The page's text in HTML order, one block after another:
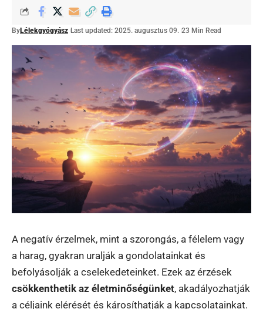
ByLélekgyógyász Last updated: 2025. augusztus 09. 23 Min Read
A negatív érzelmek, mint a szorongás, a félelem vagy
a harag, gyakran uralják a gondolatainkat és
befolyásolják a cselekedeteinket. Ezek az érzések
csökkenthetik az életminőségünket, akadályozhatják
a céljaink elérését és károsíthatják a kapcsolatainkat.